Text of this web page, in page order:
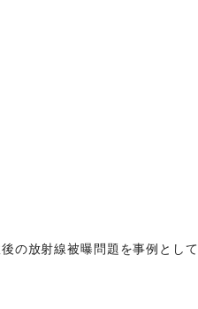
の放射線被曝問題を事例として